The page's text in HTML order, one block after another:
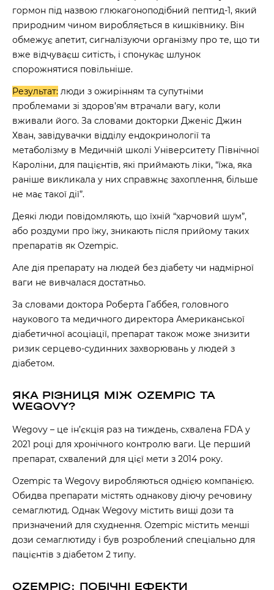
гормон під назвою глюкагоноподібний пептид-1, який
природним чином виробляється в кишківнику. Він
обмежує апетит, сигналізуючи організму про те, що ти
вже відчуваєш ситість, і спонукає шлунок
спорожнятися повільніше.
Результат: люди з ожирінням та супутніми
проблемами зі здоров’ям втрачали вагу, коли
вживали його. За словами докторки Дженіс Джин
Хван, завідувачки відділу ендокринології та
метаболізму в Медичній школі Університету Північної
Кароліни, для пацієнтів, які приймають ліки, “їжа, яка
раніше викликала у них справжнє захоплення, більше
не має такої дії”.
Деякі люди повідомляють, що їхній “харчовий шум”,
або роздуми про їжу, зникають після прийому таких
препаратів як Ozempic.
Але дія препарату на людей без діабету чи надмірної
ваги не вивчалася достатньо.
За словами доктора Роберта Габбея, головного
наукового та медичного директора Американської
діабетичної асоціації, препарат також може знизити
ризик серцево-судинних захворювань у людей з
діабетом.
ЯКА РІЗНИЦЯ МІЖ OZEMPIC ТА
WEGOVY?
Wegovy – це ін’єкція раз на тиждень, схвалена FDA у
2021 році для хронічного контролю ваги. Це перший
препарат, схвалений для цієї мети з 2014 року.
Ozempic та Wegovy виробляються однією компанією.
Обидва препарати містять однакову діючу речовину
семаглютид. Однак Wegovy містить вищі дози та
призначений для схуднення. Ozempic містить менші
дози семаглютиду і був розроблений спеціально для
пацієнтів з діабетом 2 типу.
OZEMPIC: ПОБІЧНІ ЕФЕКТИ